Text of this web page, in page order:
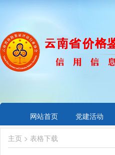
网站首页 党建活动
主页 > 表格下载